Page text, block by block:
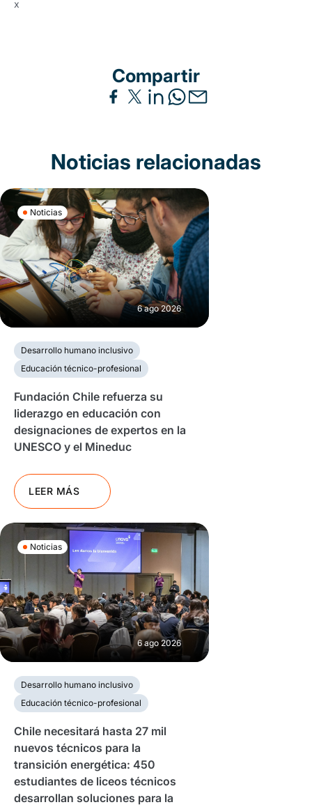
x
Compartir
Noticias relacionadas
Noticias
6 ago 2026
Desarrollo humano inclusivo
Educación técnico-profesional
Fundación Chile refuerza su
liderazgo en educación con
designaciones de expertos en la
UNESCO y el Mineduc
LEER MÁS
Noticias
6 ago 2026
Desarrollo humano inclusivo
Educación técnico-profesional
Chile necesitará hasta 27 mil
nuevos técnicos para la
transición energética: 450
estudiantes de liceos técnicos
desarrollan soluciones para la